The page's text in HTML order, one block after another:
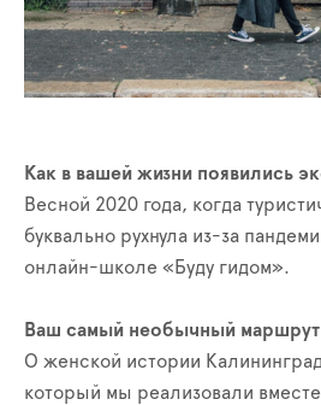
Как в вашей жизни появились
Весной 2020 года, когда
буквально рухнула из-за
онлайн-школе «Буду гидом».
Ваш самый необычный
О женской истории
который мы реализовали